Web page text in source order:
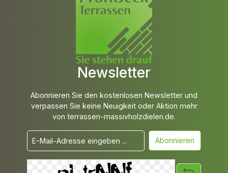
Newsletter
Abonnieren Sie den kostenlosen Newsletter und
verpassen Sie keine Neuigkeit oder Aktion mehr
von terrassen-massivholzdielen.de.
Abonnieren